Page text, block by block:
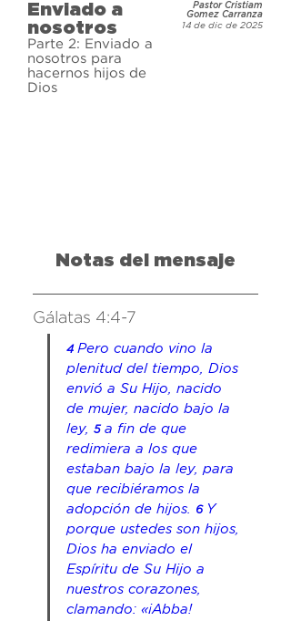
por nuestro pecado, pero Él trae
salvación a todos los que creen en
Él. Jesús fue enviado a nosotros
con una sola misión, y aun dos mil
Enviado a
nosotros
Parte 2: Enviado a
nosotros para
hacernos hijos de
Dios
Pastor Cristiam
Gomez Carranza
14 de dic de 2025
Notas del mensaje
Gálatas 4:4-7
4 Pero cuando vino la
plenitud del tiempo, Dios
envió a Su Hijo, nacido
de mujer, nacido bajo la
ley, 5 a fin de que
redimiera a los que
estaban bajo la ley, para
que recibiéramos la
adopción de hijos.
6 Y
porque ustedes son hijos,
Dios ha enviado el
Espíritu de Su Hijo a
nuestros corazones,
clamando: «¡Abba!